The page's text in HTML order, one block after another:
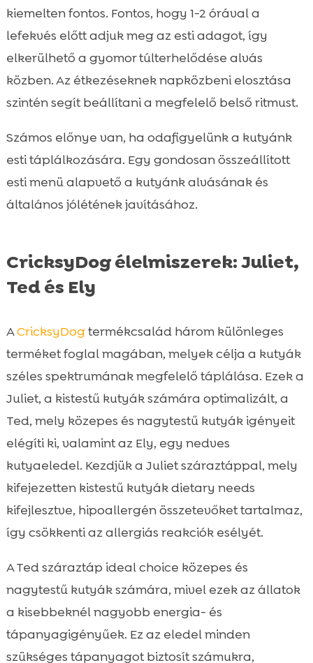
kiemelten fontos. Fontos, hogy 1-2 órával a
lefekvés előtt adjuk meg az esti adagot, így
elkerülhető a gyomor túlterhelődése alvás
közben. Az étkezéseknek napközbeni elosztása
szintén segít beállítani a megfelelő belső ritmust.
Számos előnye van, ha odafigyelünk a kutyánk
esti táplálkozására. Egy gondosan összeállított
esti menü alapvető a kutyánk alvásának és
általános jólétének javításához.
CricksyDog élelmiszerek: Juliet,
Ted és Ely
ACricksyDogtermékcsalád három különleges
terméket foglal magában, melyek célja a kutyák
széles spektrumának megfelelő táplálása. Ezek a
Juliet, a kistestű kutyák számára optimalizált, a
Ted, mely közepes és nagytestű kutyák igényeit
elégíti ki, valamint az Ely, egy nedves
kutyaeledel. Kezdjük a Juliet száraztáppal, mely
kifejezetten kistestű kutyák dietary needs
kifejlesztve, hipoallergén összetevőket tartalmaz,
így csökkenti az allergiás reakciók esélyét.
A Ted száraztáp ideal choice közepes és
nagytestű kutyák számára, mivel ezek az állatok
a kisebbeknél nagyobb energia- és
tápanyagigényűek. Ez az eledel minden
szükséges tápanyagot biztosít számukra,